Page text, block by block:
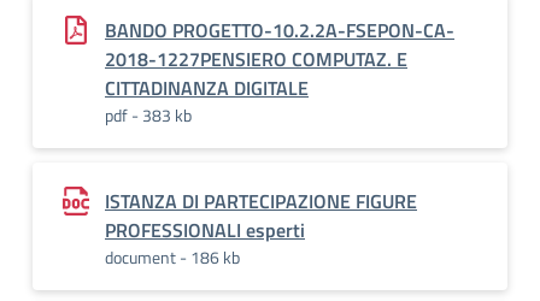
BANDO PROGETTO-10.2.2A-FSEPON-CA-
2018-1227PENSIERO COMPUTAZ. E
CITTADINANZA DIGITALE
pdf - 383 kb
ISTANZA DI PARTECIPAZIONE FIGURE
PROFESSIONALI esperti
document - 186 kb